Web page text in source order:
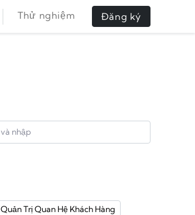
Thử nghiệm Đăng ký
Quản Trị Quan Hệ Khách Hàng